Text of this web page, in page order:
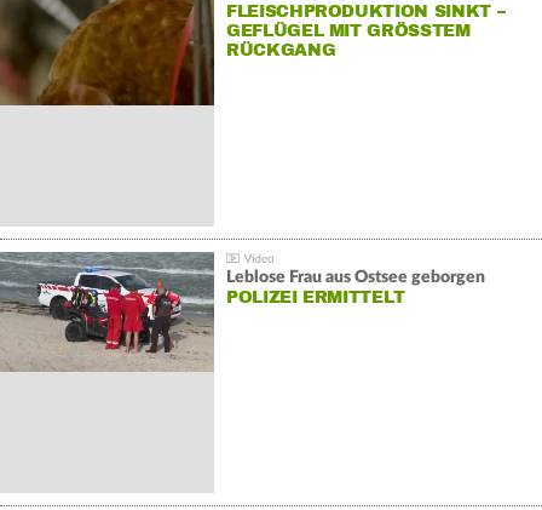
FLEISCHPRODUKTION SINKT –
GEFLÜGEL MIT GRÖSSTEM R
ÜCKGANG
Leblose Frau aus Ostsee geborgen
POLIZEI ERMITTELT